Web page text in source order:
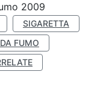
2009
SIGARETTA
FUMO